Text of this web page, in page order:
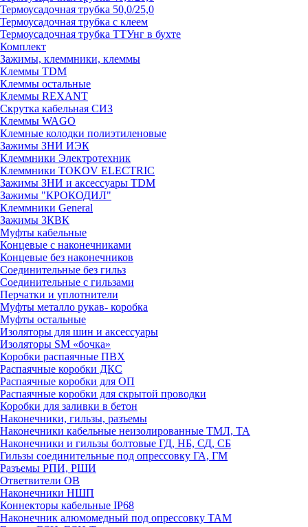
Термоусадочная трубка 50,0/25,0
Термоусадочная трубка с клеем
Термоусадочная трубка ТТУнг в бухте
Комплект
Зажимы, клеммники, клеммы
Клеммы TDM
Клеммы остальные
Клеммы REXANT
Скрутка кабельная СИЗ
Клеммы WAGO
Клемные колодки полиэтиленовые
Зажимы ЗНИ ИЭК
Клеммники Электротехник
Клеммники TOKOV ELECTRIC
Зажимы ЗНИ и аксессуары TDM
Зажимы "КРОКОДИЛ"
Клеммники General
Зажимы 3КВК
Муфты кабельные
Концевые с наконечниками
Концевые без наконечников
Соединительные без гильз
Соединительные с гильзами
Перчатки и уплотнители
Муфты металло рукав- коробка
Муфты остальные
Изоляторы для шин и аксессуары
Изоляторы SM «бочка»
Коробки распаячные ПВХ
Распаячные коробки ДКС
Распаячные коробки для ОП
Распаячные коробки для скрытой проводки
Коробки для заливки в бетон
Наконечники, гильзы, разъемы
Наконечники кабельные неизолированные ТМЛ, ТА
Наконечники и гильзы болтовые ГД, НБ, СД, СБ
Гильзы соединительные под опрессовку ГА, ГМ
Разъемы РПИ, РШИ
Ответвители ОВ
Наконечники НШП
Коннекторы кабельные IP68
Наконечник алюмомедный под опрессовку ТАМ